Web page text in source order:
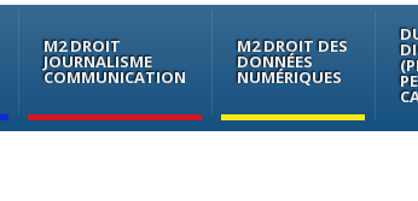
M2 DROIT
JOURNALISME
COMMUNICATION
M2 DROIT DES
DONNÉES
NUMÉRIQUES